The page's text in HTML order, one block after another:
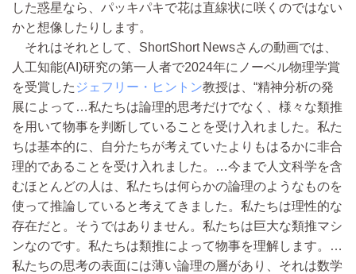
した惑星なら、パッキパキで花は直線状に咲くのではない
かと想像したりします。
それはそれとして、ShortShort Newsさんの動画では、
人工知能(AI)研究の第一人者で2024年にノーベル物理学賞
を受賞した ジェフリー・ヒントン教授は、“精神分析の発
展によって…私たちは論理的思考だけでなく、様々な類推
を用いて物事を判断していることを受け入れました。私た
ちは基本的に、自分たちが考えていたよりもはるかに非合
理的であることを受け入れました。…今まで人文科学を含
むほとんどの人は、私たちは何らかの論理のようなものを
使って推論していると考えてきました。私たちは理性的な
存在だと。そうではありません。私たちは巨大な類推マシ
ンなのです。私たちは類推によって物事を理解します。…
私たちの思考の表面には薄い論理の層があり、それは数学